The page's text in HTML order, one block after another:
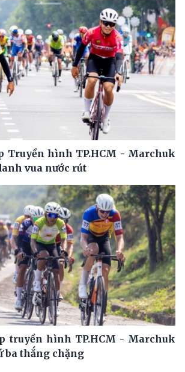
Truyền hình TP.HCM - Marchuk
vua nước rút
truyền hình TP.HCM - Marchuk
ba thắng chặng